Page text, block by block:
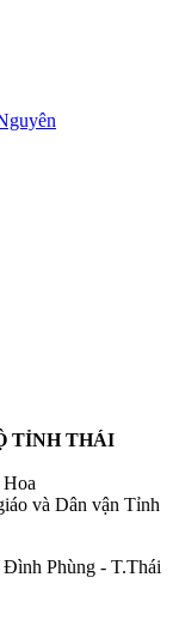
TỈNH THÁI
và Dân vận Tỉnh
Phùng - T.Thái